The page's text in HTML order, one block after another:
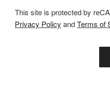
This site is protected by
Privacy Policy andTerms of